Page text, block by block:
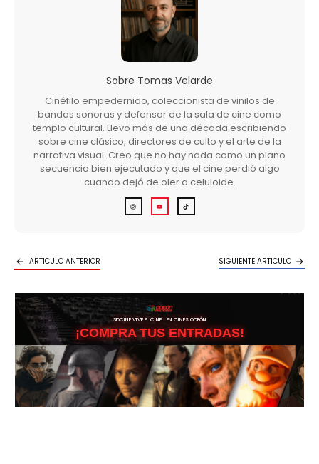
Sobre Tomas Velarde
Cinéfilo empedernido, coleccionista de vinilos de
bandas sonoras y defensor de la sala de cine como
templo cultural. Llevo más de una década escribiendo
sobre cine clásico, directores de culto y el arte de la
narrativa visual. Creo que no hay nada como un plano
secuencia bien ejecutado y que el cine perdió algo
cuando dejó de oler a celuloide.
ARTICULO ANTERIOR SIGUIENTE ARTICULO
3DCINE VIVE EL CINE… EN CINES ODEÓN
¡COMPRA TUS ENTRADAS!